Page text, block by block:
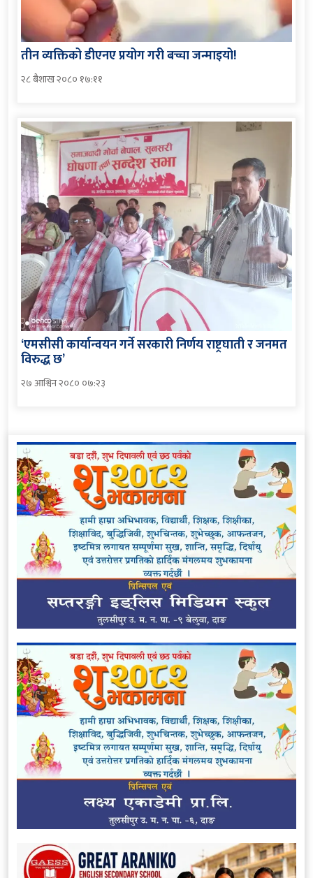
तीन व्यक्तिको डीएनए प्रयोग गरी बच्चा जन्माइयो!
२८ बैशाख २०८० १७:११
‘एमसीसी कार्यान्वयन गर्ने सरकारी निर्णय राष्ट्रघाती र जनमत
विरुद्ध छ’
२७ आश्विन २०८० ०७:२३